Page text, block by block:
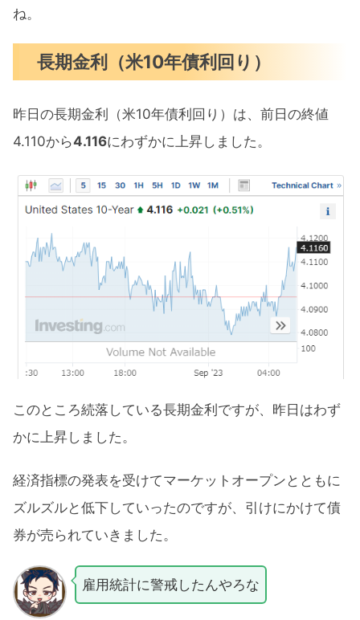
ね。
長期金利（米10年債利回り）
昨日の長期金利（米10年債利回り）は、前日の終値
4.110から4.116にわずかに上昇しました。
このところ続落している長期金利ですが、昨日はわず
かに上昇しました。
経済指標の発表を受けてマーケットオープンとともに
ズルズルと低下していったのですが、引けにかけて債
券が売られていきました。
雇用統計に警戒したんやろな